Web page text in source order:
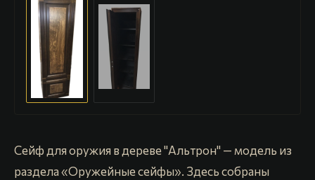
Сейф для оружия в дереве "Альтрон" — модель из
раздела «Оружейные сейфы». Здесь собраны